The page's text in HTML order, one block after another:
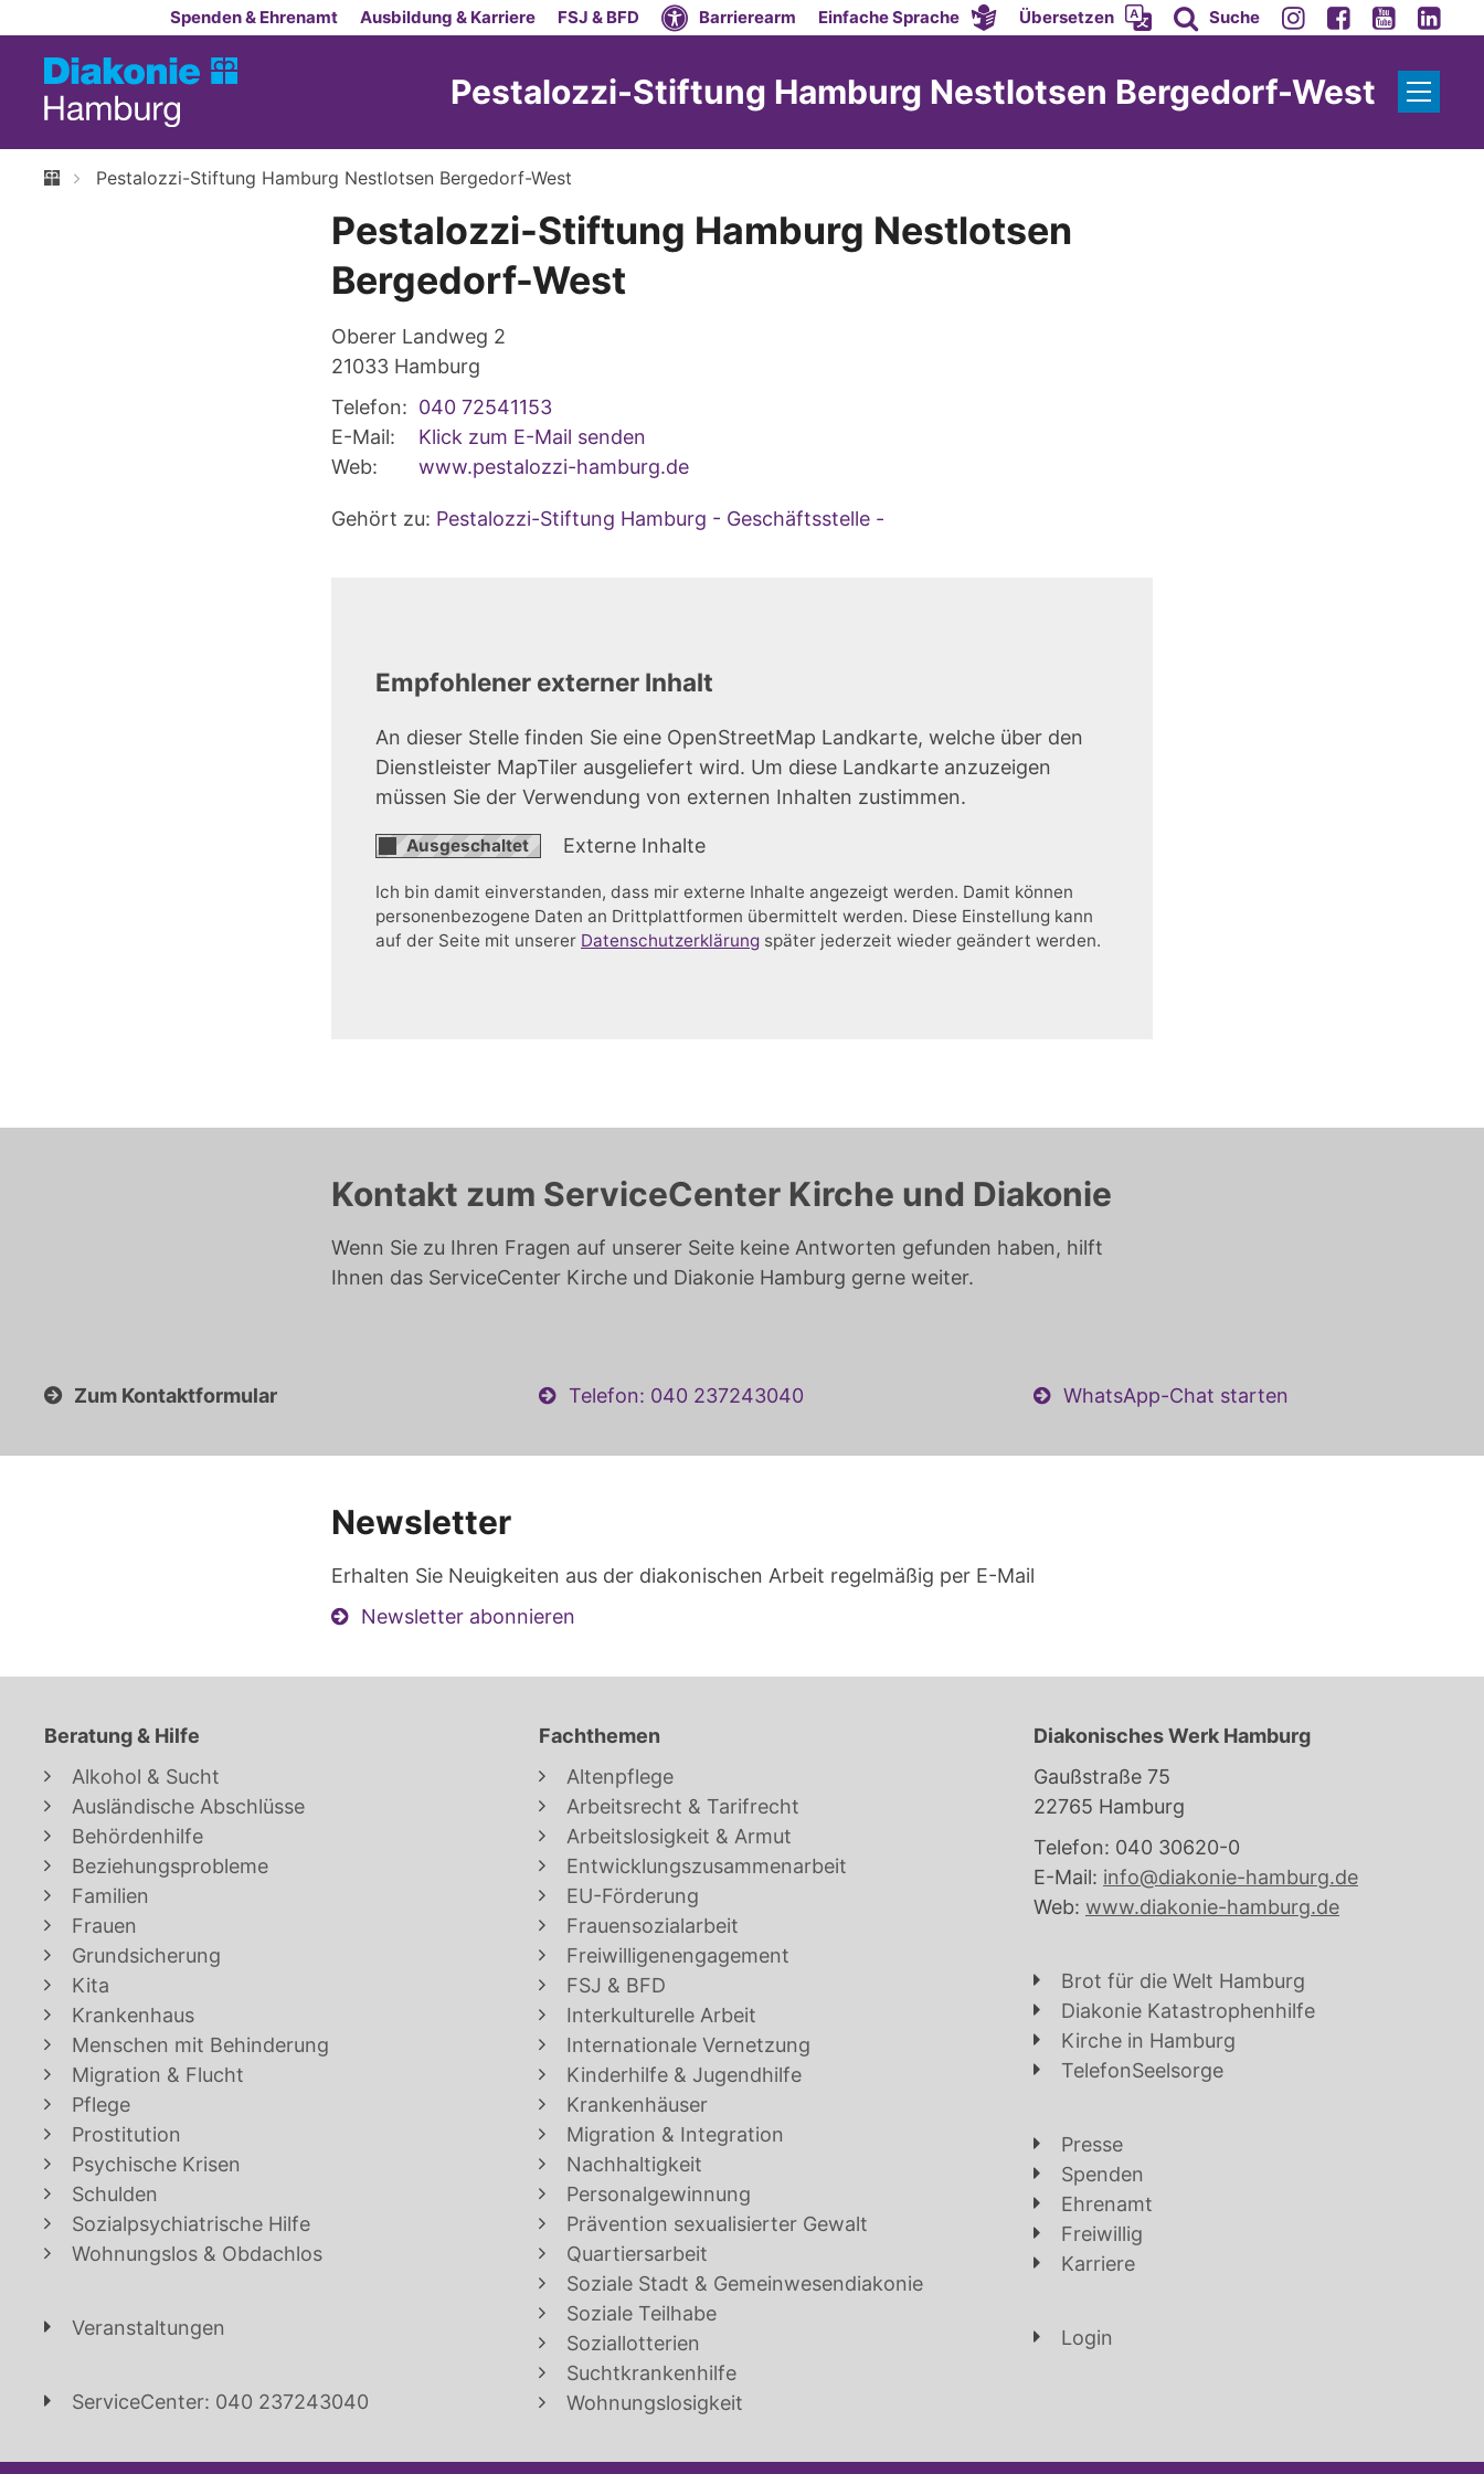
Zum Inhalt springenSpenden & Ehrenamt Ausbildung & Karriere FSJ & BFD Barrierearm Einfache Sprache Übersetzen Suche
Pestalozzi-Stiftung Hamburg Nestlotsen Bergedorf-West
Pestalozzi-Stiftung Hamburg Nestlotsen Bergedorf-West
Pestalozzi-Stiftung Hamburg Nestlotsen
Bergedorf-West
Oberer Landweg 2
21033 Hamburg
Telefon: 040 72541153
E-Mail:
Klick zum E-Mail senden
Web:
www.pestalozzi-hamburg.de
Gehört zu: Pestalozzi-Stiftung Hamburg - Geschäftsstelle -
Empfohlener externer Inhalt
An dieser Stelle finden Sie eine OpenStreetMap Landkarte, welche über den
Dienstleister MapTiler ausgeliefert wird. Um diese Landkarte anzuzeigen
müssen Sie der Verwendung von externen Inhalten zustimmen.
Externe Inhalte
Ich bin damit einverstanden, dass mir externe Inhalte angezeigt werden. Damit können
personenbezogene Daten an Drittplattformen übermittelt werden. Diese Einstellung kann
auf der Seite mit unserer Datenschutzerklärung später jederzeit wieder geändert werden.
Kontakt zum ServiceCenter Kirche und Diakonie
Wenn Sie zu Ihren Fragen auf unserer Seite keine Antworten gefunden haben, hilft
Ihnen das ServiceCenter Kirche und Diakonie Hamburg gerne weiter.
Zum Kontaktformular Telefon: 040 237243040 WhatsApp-Chat starten
Newsletter
Erhalten Sie Neuigkeiten aus der diakonischen Arbeit regelmäßig per E-Mail
Newsletter abonnieren
Beratung & Hilfe
Alkohol & Sucht
Ausländische Abschlüsse
Behördenhilfe
Beziehungsprobleme
Familien
Frauen
Grundsicherung
Kita
Krankenhaus
Menschen mit Behinderung
Migration & Flucht
Pflege
Prostitution
Psychische Krisen
Schulden
Sozialpsychiatrische Hilfe
Wohnungslos & Obdachlos
Veranstaltungen
ServiceCenter: 040 237243040
Fachthemen
Altenpflege
Arbeitsrecht & Tarifrecht
Arbeitslosigkeit & Armut
Entwicklungszusammenarbeit
EU-Förderung
Frauensozialarbeit
Freiwilligenengagement
FSJ & BFD
Interkulturelle Arbeit
Internationale Vernetzung
Kinderhilfe & Jugendhilfe
Krankenhäuser
Migration & Integration
Nachhaltigkeit
Personalgewinnung
Prävention sexualisierter Gewalt
Quartiersarbeit
Soziale Stadt & Gemeinwesendiakonie
Soziale Teilhabe
Soziallotterien
Suchtkrankenhilfe
Wohnungslosigkeit
Diakonisches Werk Hamburg
Gaußstraße 75
22765 Hamburg
Telefon: 040 30620-0
E-Mail: info@diakonie-hamburg.de
Web: www.diakonie-hamburg.de
Brot für die Welt Hamburg
Diakonie Katastrophenhilfe
Kirche in Hamburg
TelefonSeelsorge
Presse
Spenden
Ehrenamt
Freiwillig
Karriere
Login